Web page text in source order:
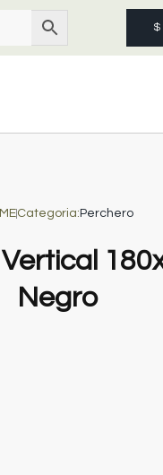
$
Categoria:Perchero
Negro